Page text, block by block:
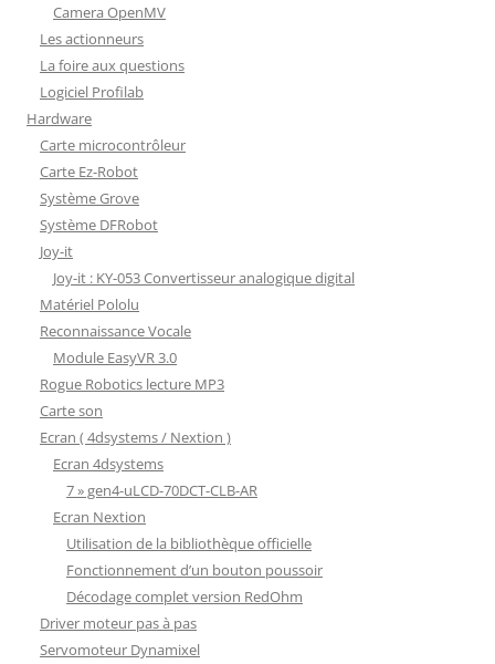
Camera OpenMV
Les actionneurs
La foire aux questions
Logiciel Profilab
Hardware
Carte microcontrôleur
Carte Ez-Robot
Système Grove
Système DFRobot
Joy-it
Joy-it : KY-053 Convertisseur analogique digital
Matériel Pololu
Reconnaissance Vocale
Module EasyVR 3.0
Rogue Robotics lecture MP3
Carte son
Ecran ( 4dsystems / Nextion )
Ecran 4dsystems
7 » gen4-uLCD-70DCT-CLB-AR
Ecran Nextion
Utilisation de la bibliothèque officielle
Fonctionnement d’un bouton poussoir
Décodage complet version RedOhm
Driver moteur pas à pas
Servomoteur Dynamixel